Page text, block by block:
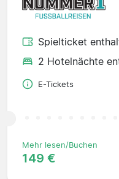
Spielticket
2 Hotelnächte
E-Tickets
Mehr lesen/Buchen
149 €